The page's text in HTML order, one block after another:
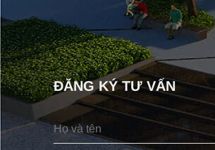
ĐĂNG KÝ TƯ VẤN